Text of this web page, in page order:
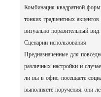
Комбинация квадратной
тонких градиентных
визуально поразительный вид.
Сценарии использования
Предназначенные для
различных настройки и
ли вы в офис, посещаете
выполняете поручения, они